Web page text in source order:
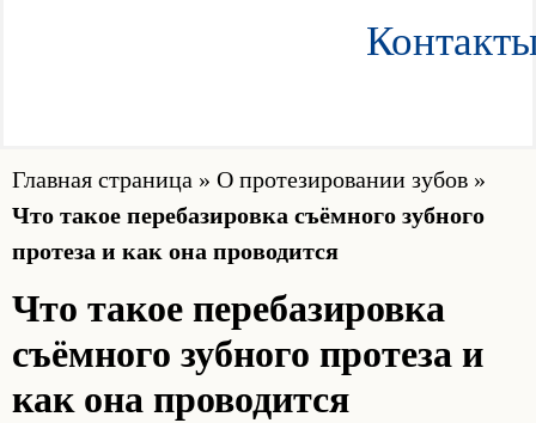
Главная страница » О протезировании зубов »
Что такое перебазировка съёмного зубного
протеза и как она проводится
Что такое перебазировка
съёмного зубного протеза и
как она проводится